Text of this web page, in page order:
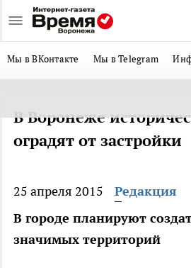
Мы в ВКонтакте Мы в Telegram
В Воронеже
оградят от застройки
25 апреля 2015
Редакция
В городе планируют
значимых территорий